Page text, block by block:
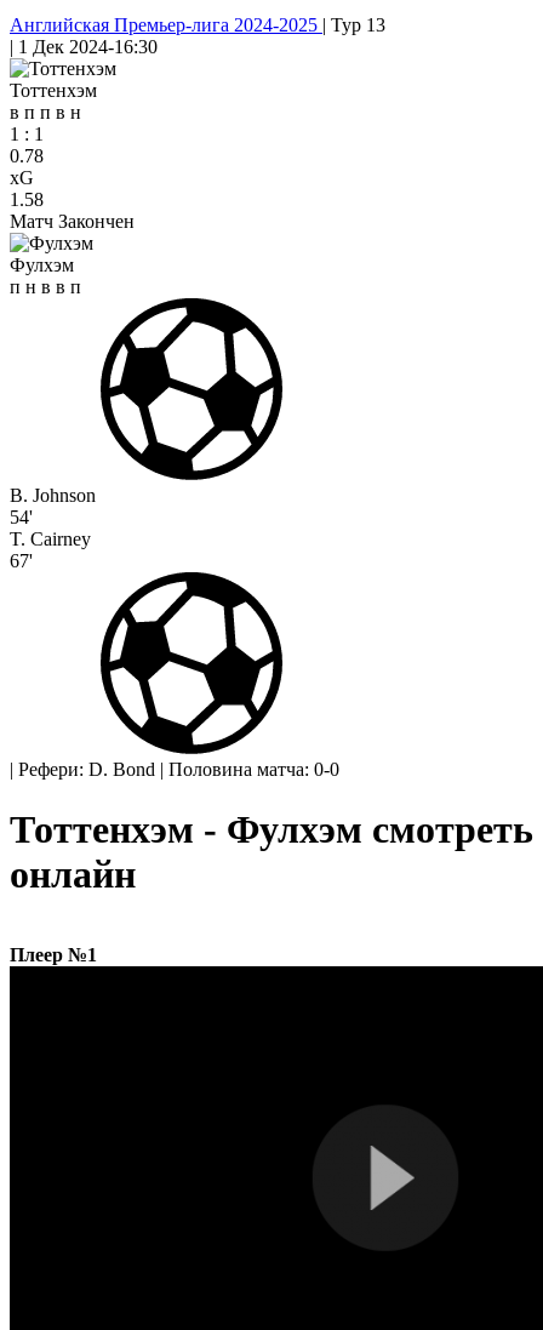
Английская Премьер-лига 2024-2025 | Тур 13
| 1 Дек 2024-16:30
Тоттенхэм
в п п в н
1 : 1
0.78
xG
1.58
Матч Закончен
Фулхэм
п н в в п
B. Johnson
54'
T. Cairney
67'
| Рефери: D. Bond | Половина матча: 0-0
Тоттенхэм - Фулхэм смотреть
онлайн
Плеер №1